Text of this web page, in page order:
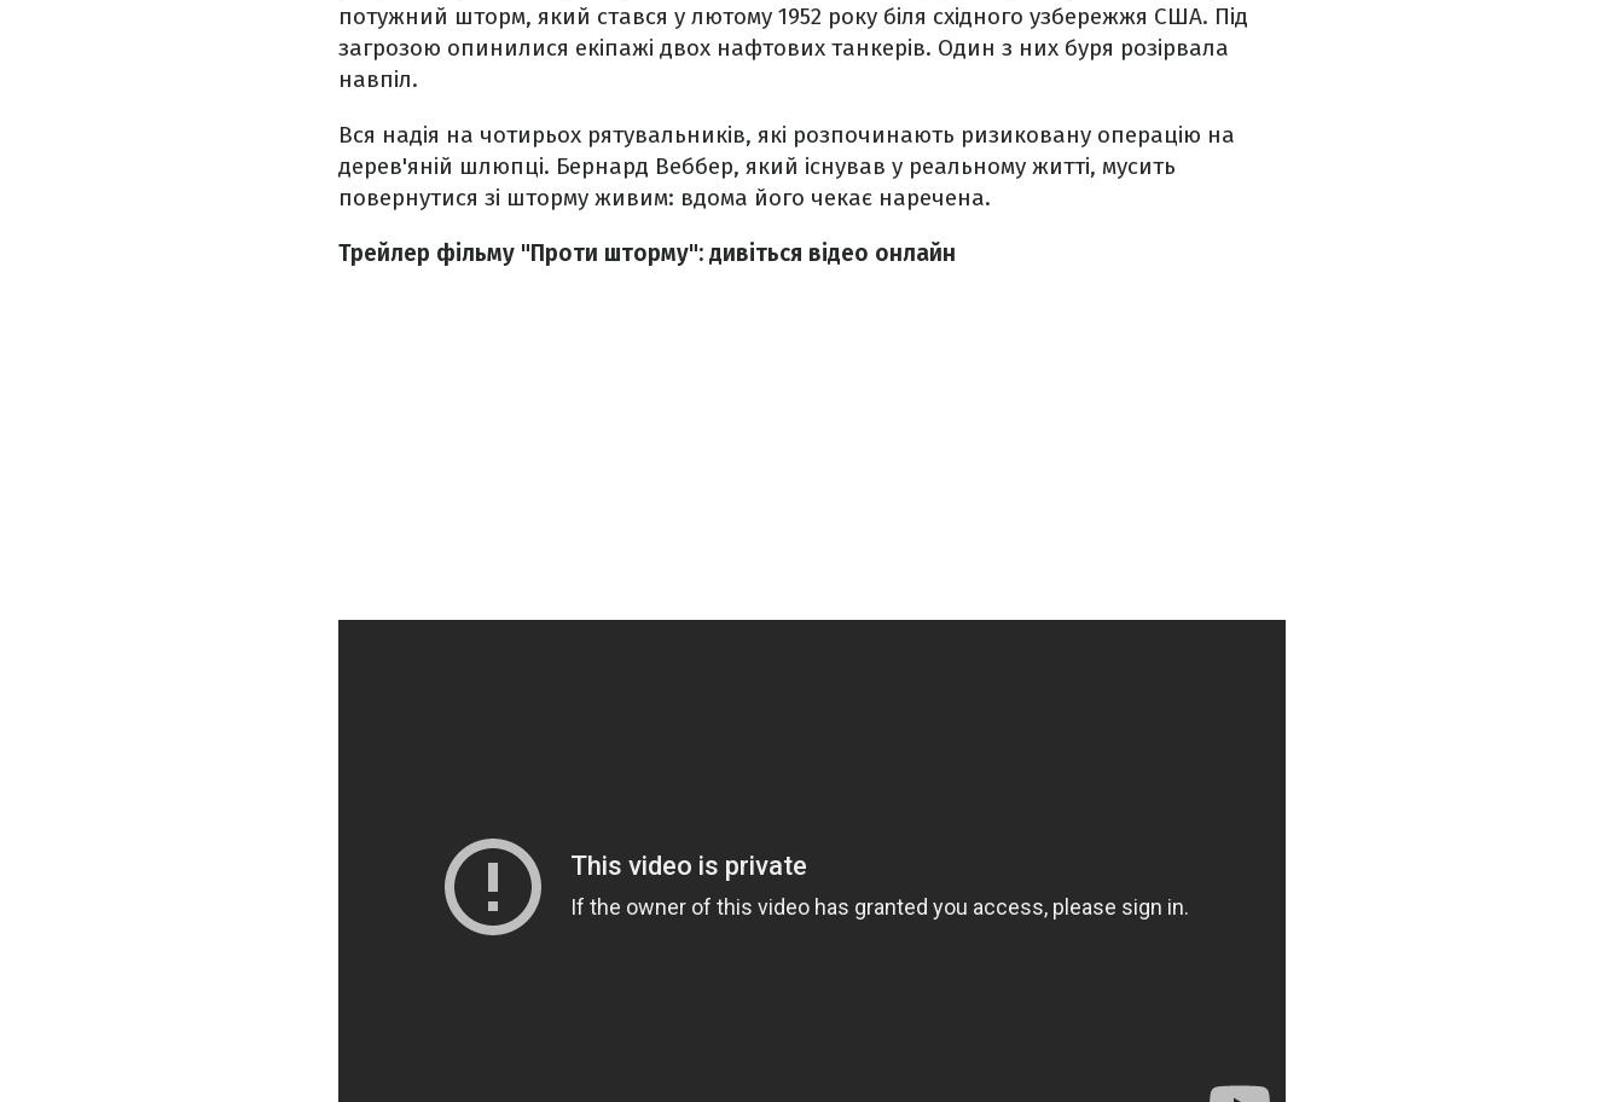
потужний шторм, який стався у лютому 1952 року біля східного узбережжя США. Під
загрозою опинилися екіпажі двох нафтових танкерів. Один з них буря розірвала
навпіл.
Вся надія на чотирьох рятувальників, які розпочинають ризиковану операцію на
дерев'яній шлюпці. Бернард Веббер, який існував у реальному житті, мусить
повернутися зі шторму живим: вдома його чекає наречена.
Трейлер фільму "Проти шторму": дивіться відео онлайн